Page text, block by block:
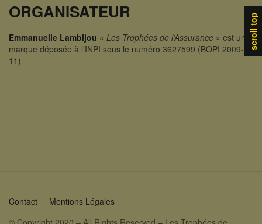
ORGANISATEUR
Emmanuelle Lambijou « Les Trophées de l’Assurance » est une
marque déposée à l’INPI sous le numéro 3627599 (BOPI 2009-
11)
Contact
Mentions Légales
scroll top